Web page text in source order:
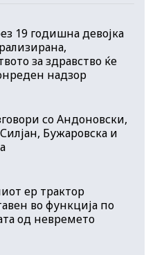
19 годишна девојка
за здравство ќе
надзор
со Андоновски,
Бужаровска и
ер трактор
во функција по
од невремето